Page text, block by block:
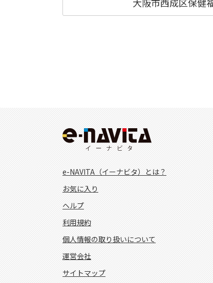
e-NAVITA（イーナビタ）とは？
お気に入り
ヘルプ
利用規約
個人情報の取り扱いについて
運営会社
サイトマップ